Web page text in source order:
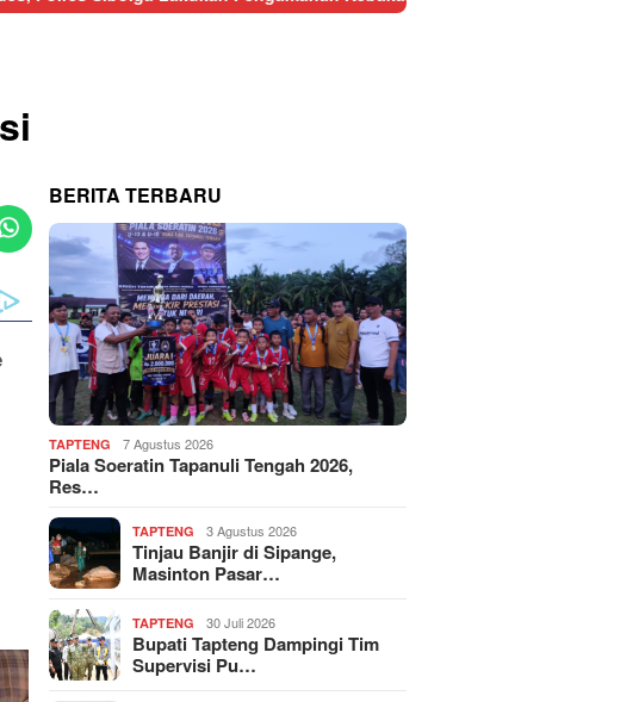
BERITA TERBARU
TAPTENG 7 Agustus 2026
Piala Soeratin Tapanuli Tengah 2026,
Res…
TAPTENG 3 Agustus 2026
Tinjau Banjir di Sipange,
Masinton Pasar…
TAPTENG 30 Juli 2026
Bupati Tapteng Dampingi Tim
Supervisi Pu…